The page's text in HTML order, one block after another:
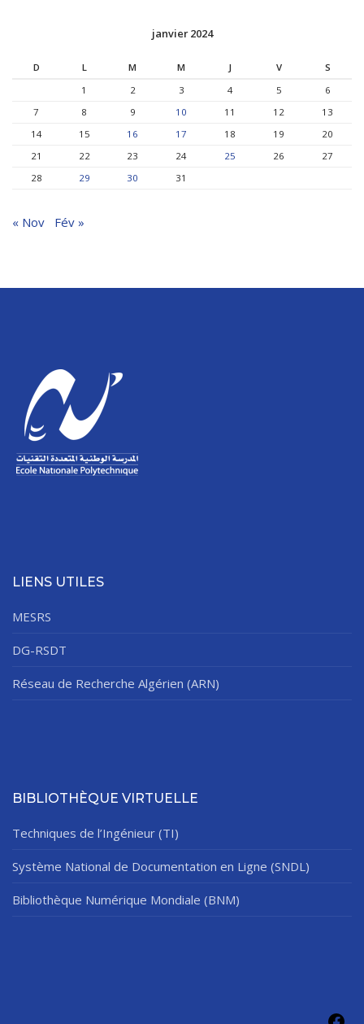
janvier 2024
D L M M J V
S
1
2 3 4 5
6
7
8 9 10 11 12
13
14
15 16 17 18 19
20
21
22 23 24 25 26
27
28
29 30 31
« Nov Fév »
LIENS UTILES
MESRS
DG-RSDT
Réseau de Recherche Algérien (ARN)
BIBLIOTHÈQUE VIRTUELLE
Techniques de l’Ingénieur (TI)
Système National de Documentation en Ligne (SNDL)
Bibliothèque Numérique Mondiale (BNM)